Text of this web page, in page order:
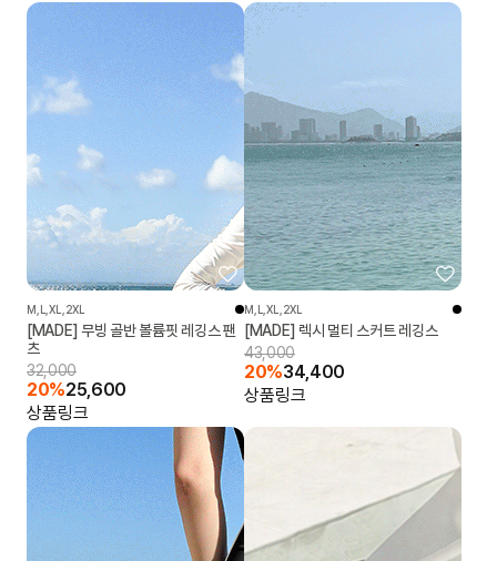
M,L,XL,2XL
[MADE] 무빙 골반 볼륨핏 레깅스 팬
츠
32,000
20%25,600
상품링크
M,L,XL,2XL
[MADE] 렉시 멀티 스커트 레깅스
43,000
20%34,400
상품링크